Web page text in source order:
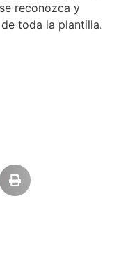
reconozca y
toda la plantilla.